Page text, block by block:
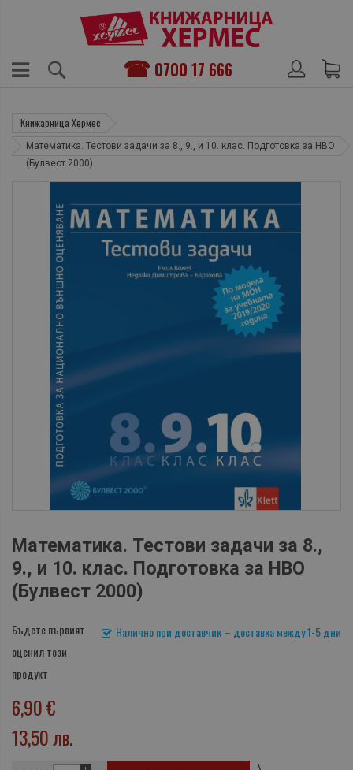
0700 17 666
Книжарница Хермес
Математика. Тестови задачи за 8., 9., и 10. клас. Подготовка за НВО
(Булвест 2000)
Математика. Тестови задачи за 8.,
9., и 10. клас. Подготовка за НВО
(Булвест 2000)
Налично при доставчик – доставка между 1-5 дни
Бъдете първият
оценил този
продукт
6,90 €
13,50 лв.